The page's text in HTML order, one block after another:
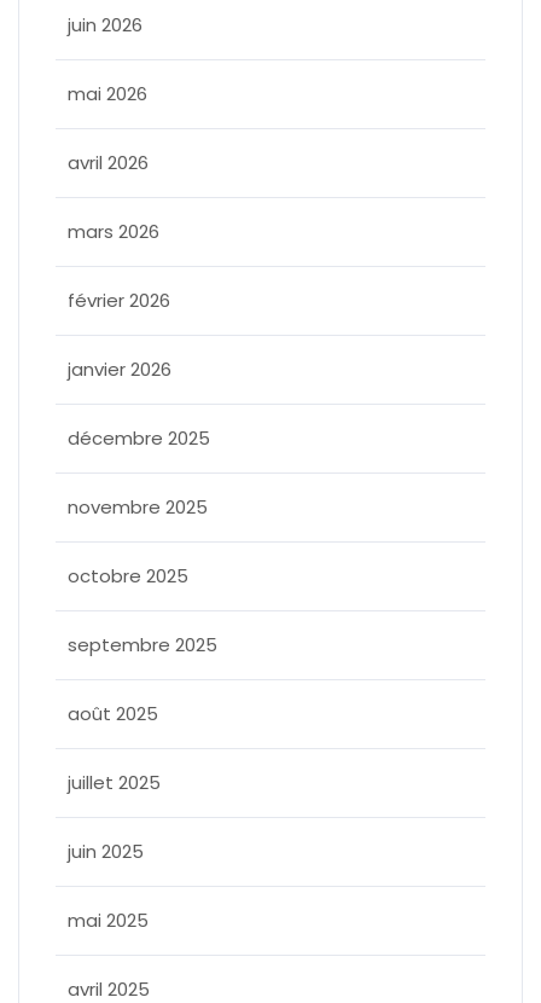
juin 2026
mai 2026
avril 2026
mars 2026
février 2026
janvier 2026
décembre 2025
novembre 2025
octobre 2025
septembre 2025
août 2025
juillet 2025
juin 2025
mai 2025
avril 2025